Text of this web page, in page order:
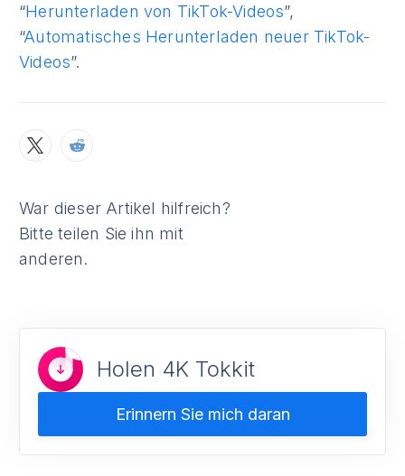
“Herunterladen von TikTok-Videos”,
“Automatisches Herunterladen neuer TikTok-
Videos”.
War dieser Artikel hilfreich?
Bitte teilen Sie ihn mit
anderen.
Holen 4K Tokkit
Erinnern Sie mich daran